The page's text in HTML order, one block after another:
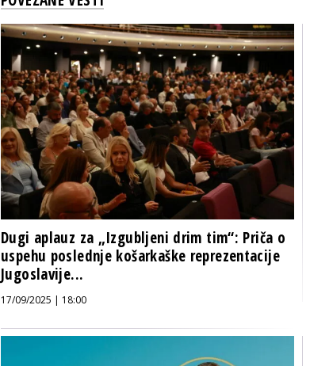
Dugi aplauz za „Izgubljeni drim tim“: Priča o
uspehu poslednje košarkaške reprezentacije
Jugoslavije...
17/09/2025 | 18:00